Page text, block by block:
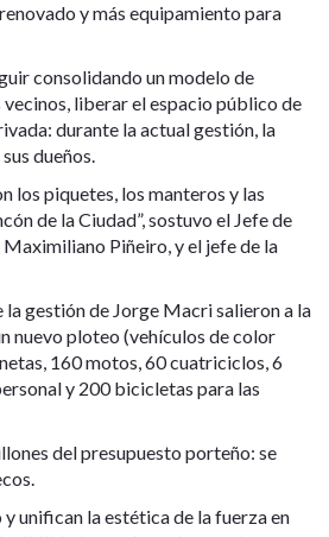
y más equipamiento para
consolidando un modelo de
liberar el espacio público de
durante la actual gestión, la
dueños.
los piquetes, los manteros y las
de la Ciudad”, sostuvo el Jefe de
Piñeiro, y el jefe de la
la gestión de Jorge Macri salieron a la
nuevo ploteo (vehículos de color
160 motos, 60 cuatriciclos, 6
y 200 bicicletas para las
del presupuesto porteño: se
unifican la estética de la fuerza en